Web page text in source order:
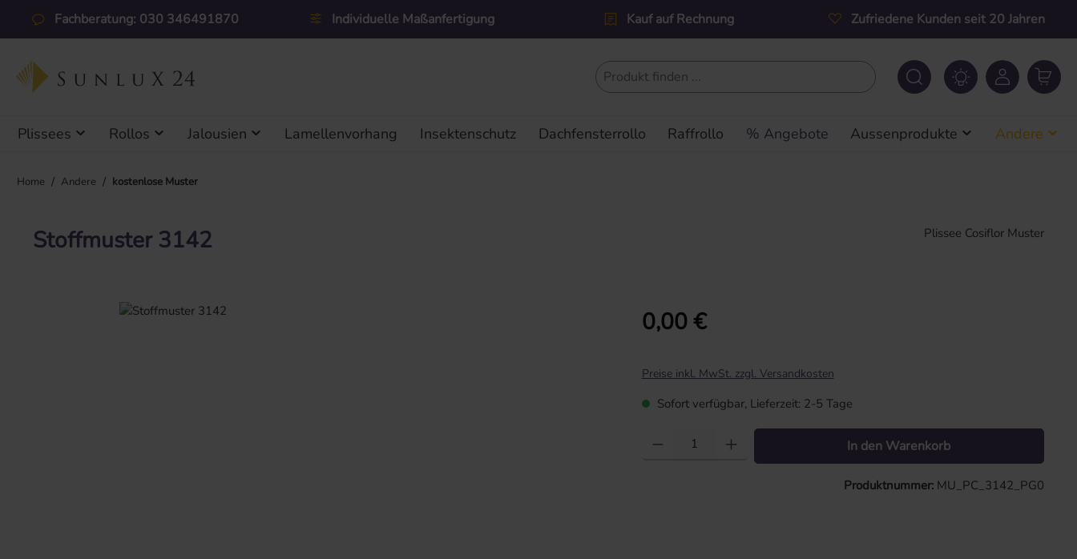
Hauptinhalt springen
Zur Suche springen
Zur Hauptnavigation springen
Fachberatung: 030 346491870 Individuelle Maßanfertigung Kauf auf Rechnung Zufriedene Kunden seit 20 Jahren
Plissees Rollos Jalousien Lamellenvorhang Insektenschutz Dachfensterrollo Raffrollo % Angebote Aussenprodukte Andere
Home / Andere / kostenlose Muster
Stoffmuster 3142 Plissee Cosiflor Muster
Bildergalerie überspringen Regulärer Preis:
0,00 €
Preise inkl. MwSt. zzgl. Versandkosten
Sofort verfügbar, Lieferzeit: 2-5 Tage
Produkt Anzahl: Gib den gewünschten Wert ein oder benutze die Schaltflächen um
In den Warenkorb
Produktnummer: MU_PC_3142_PG0